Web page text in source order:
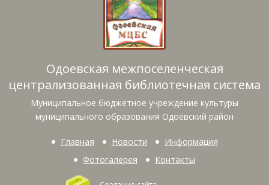
Одоевская межпоселенческая
централизованная библиотечная система
Муниципальное бюджетное учреждение культуры
муниципального образования Одоевский район
Главная Новости
Информация
Фотогалерея
Контакты